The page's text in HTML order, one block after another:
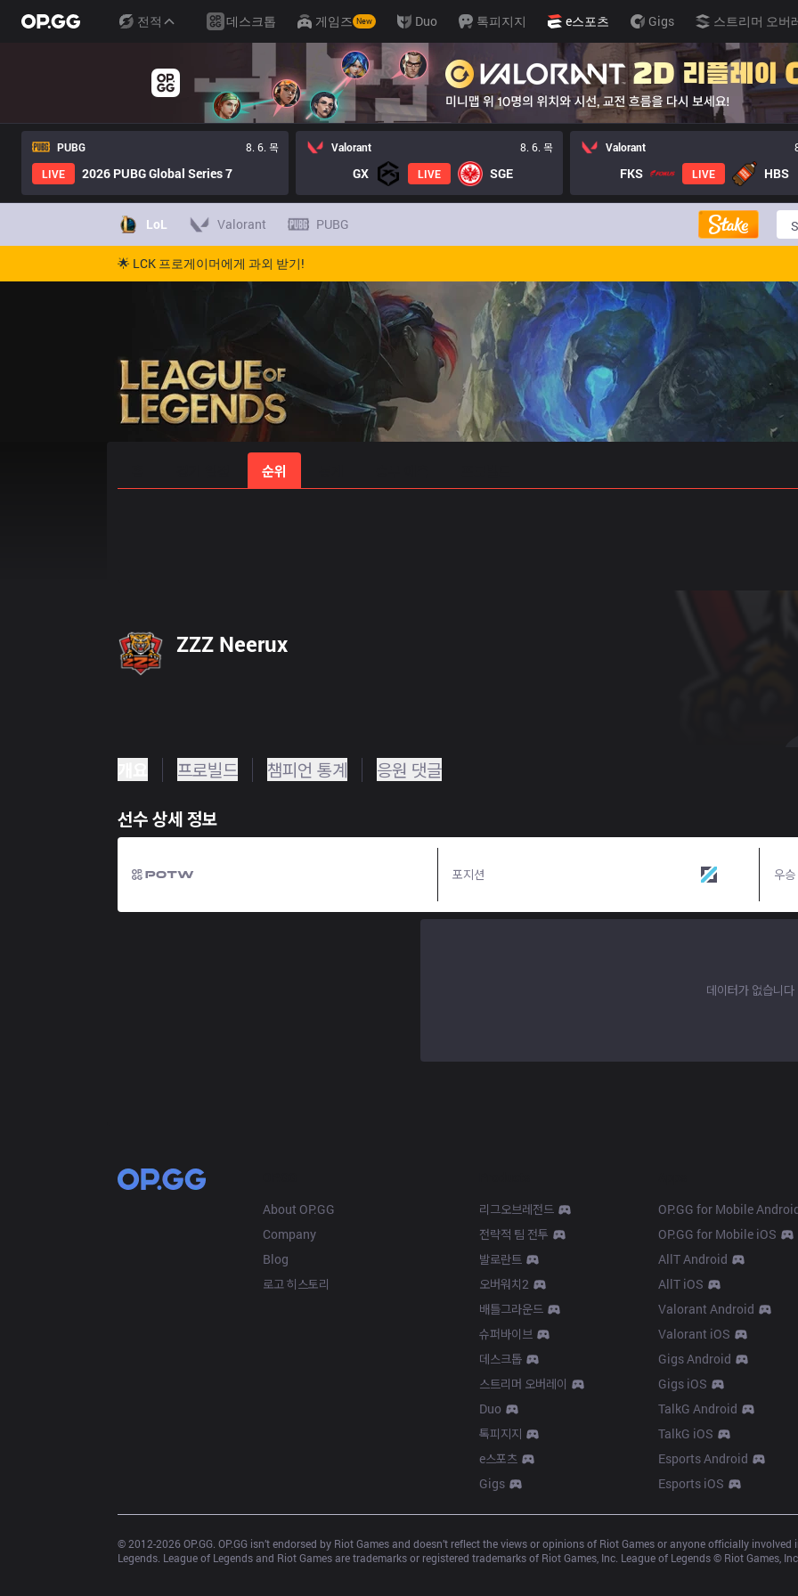
전적 데스크톱 게임즈 New Duo 톡피지지 e스포츠 Gigs 스트리머 오버
PUBG
8. 6. 목
LIVE
2026 PUBG Global Series 7
Valorant 8. 6. 목
GX LIVE SGE
Valorant
FKS LIVE HBS
LoL Valorant PUBG
🌟 LCK 프로게이머에게 과외 받기!
순위
ZZZ Neerux
프로빌드 챔피언 통계 응원 댓글
선수 상세 정보
포지션 우승
데이터가 없습니다
About OP.GG
Company
Blog
로고 히스토리
리그오브레전드
전략적 팀 전투
발로란트
오버워치2
배틀그라운드
슈퍼바이브
데스크톱
스트리머 오버레이
Duo
톡피지지
e스포츠
Gigs
OP.GG for Mobile
OP.GG for Mobile iOS
AllT Android
AllT iOS
Valorant Android
Valorant iOS
Gigs Android
Gigs iOS
TalkG Android
TalkG iOS
Esports Android
Esports iOS
© 2012-2026 OP.GG. OP.GG isn’t endorsed by Riot Games and doesn’t reflect the views or opinions of Riot Games or anyone officially
Legends. League of Legends and Riot Games are trademarks or registered trademarks of Riot Games, Inc. League of Legends © Riot Games, Inc.